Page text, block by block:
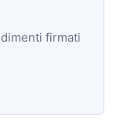
firmati